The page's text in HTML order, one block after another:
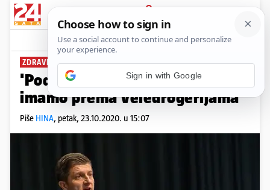
PRIJAVA
News Komentari
ZDRAVKO MARIĆ:
'Podmirit ćemo dugove koje
imamo prema veledrogerijama'
Piše HINA, petak, 23.10.2020. u 15:07
Sign in with Google